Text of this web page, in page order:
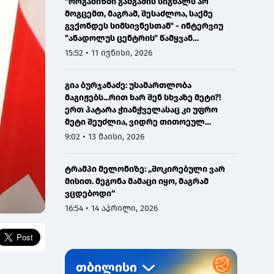
მოგცემთ, მაგრამ, შესაძლოა, საქმე
გვქონდეს სიმსივნესთან" - ინტერვიუ
"ანადოლუს ცენტრის" წამყვან
ონკოლოგთან
15:52 • 11 ივნისი, 2026
გია ბურჯანაძე: უსამართლობა
მაგიჟებს...რით ხარ შენ სხვაზე მეტი?!
ერთ პატარა ჭიანჭველასაც კი უფრო
მეტი შეუძლია, ვიდრე თითოეულ
ჩვენგანს...
9:02 • 13 მაისი, 2026
ტრამპი მელონიზე: „შოკირებული ვარ
მისით. მეგონა მამაცი იყო, მაგრამ
ვცდებოდი“
16:54 • 14 აპრილი, 2026